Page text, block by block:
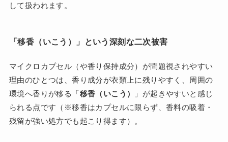
して扱われます。
「移香（いこう）」という深刻な二次被害
マイクロカプセル（や香り保持成分）が問題視されやすい
理由のひとつは、香り成分が衣類上に残りやすく、周囲の
環境へ香りが移る「移香（いこう）
」が起きやすいと感じ
られる点です（※移香はカプセルに限らず、香料の吸着・
残留が強い処方でも起こり得ます）。